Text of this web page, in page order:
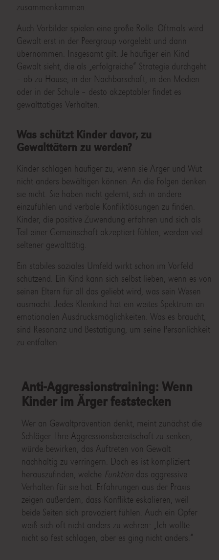
zusammenkommen.
Auch Vorbilder spielen eine große Rolle. Oftmals wird
Gewalt erst in der Peergroup vorgelebt und dann
übernommen. Insgesamt gilt: Je häufiger ein Kind
Gewalt sieht, die als „erfolgreiche“ Strategie durchgeht
– ob zu Hause, in der Nachbarschaft, in den Medien
oder in der Schule – desto akzeptabler findet es
gewalttätiges Verhalten.
Was schützt Kinder davor, zu
Gewalttätern zu werden?
Kinder schlagen häufiger zu, wenn sie Ärger und Wut
nicht anders bewältigen können. An die Folgen denken
sie nicht. Sie haben nicht gelernt, sich in andere
einzufühlen und verbale Konfliktlösungen zu finden.
Kinder, die positive Zuwendung erfahren und sich als
Teil einer Gemeinschaft akzeptiert fühlen, werden viel
seltener gewalttätig.
Ein stabiles soziales Umfeld wirkt schon im Vorfeld
schützend. Ein Kind kann sich selbst lieben, wenn es von
seinen Eltern für all das geliebt wird, was sein Wesen
ausmacht. Jedes Kleinkind hat ein weites Spektrum an
emotionalen Ausdrucksmöglichkeiten. Was es braucht,
sind Resonanz und Bestätigung, um seine Persönlichkeit
zu entfalten.
Anti-Aggressionstraining: Wenn
Kinder im Ärger feststecken
Wer an Gewaltprävention denkt, meint zunächst die
Schläger. Ihre Aggressionsbereitschaft zu senken,
würde bewirken, das Auftreten von Gewalt
nachhaltig zu verringern. Doch es ist kompliziert
herauszufinden, welche Funktiondas aggressive
Verhalten für sie hat. Erfahrungen aus der Praxis
zeigen außerdem, dass Konflikte eskalieren, weil
beide Seiten sich provoziert fühlen. Auch ein Opfer
weiß sich oft nicht anders zu wehren: „Ich wollte
nicht so fest schlagen, aber es ging nicht anders.“